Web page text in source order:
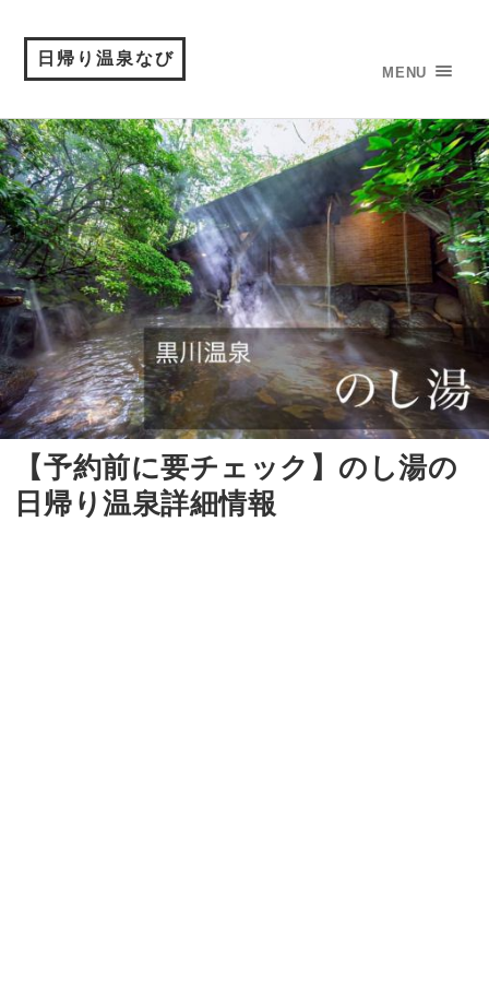
日帰り温泉なび
MENU
【予約前に要チェック】のし湯の
日帰り温泉詳細情報